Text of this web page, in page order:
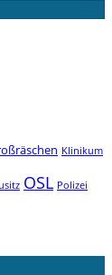
Klinikum
OSL Polizei